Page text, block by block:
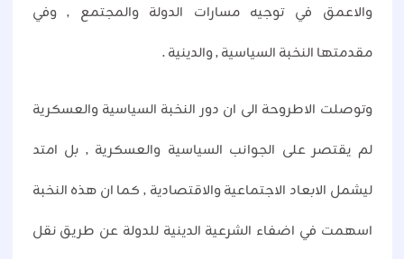
والاعمق في توجيه مسارات الدولة والمجتمع , وفي
مقدمتها النخبة السياسية , والدينية .
وتوصلت الاطروحة الى ان دور النخبة السياسية والعسكرية
لم يقتصر على الجوانب السياسية والعسكرية , بل امتد
ليشمل الابعاد الاجتماعية والاقتصادية , كما ان هذه النخبة
اسهمت في اضفاء الشرعية الدينية للدولة عن طريق نقل